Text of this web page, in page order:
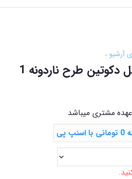
آرشیو
طرح ناردونه 1
مشتری میباشد